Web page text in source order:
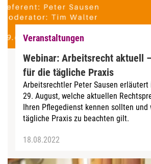
Veranstaltungen
Webinar: Arbeitsrecht aktuell
für die tägliche Praxis
Arbeitsrechtler Peter Sausen erläutert
29. August, welche aktuellen
Ihren Pflegedienst kennen sollten und
tägliche Praxis zu beachten gilt.
18.08.2022